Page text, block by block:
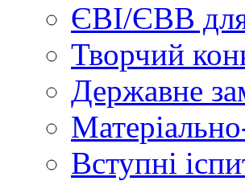
ЄВІ/ЄВВ для
Творчий
Державне
Вступні